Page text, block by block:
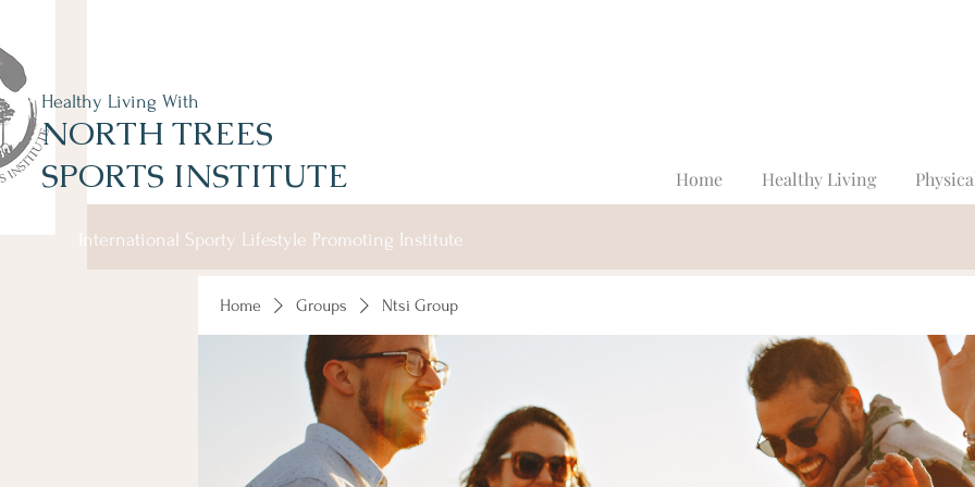
Healthy Living With
NORTH TREES
SPORTS INSTITUTE
International Sporty Lifestyle Promoting Institute
Home Healthy Living
Home Groups Ntsi Group